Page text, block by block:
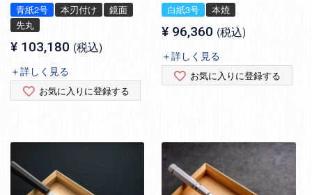
青紙2号 本刃付け
鏡面
先丸
¥ 103,180 税込
＋詳しく見る
お気に入りに登録する
白紙3号 本焼
¥ 96,360 税込
＋詳しく見る
お気に入りに登録する